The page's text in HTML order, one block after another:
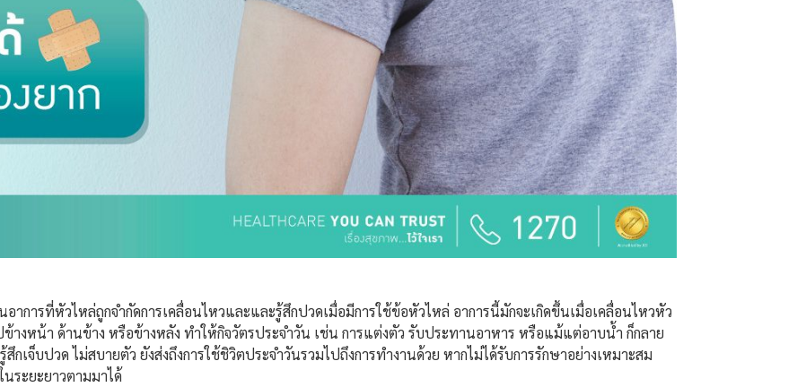
าการที่หัวไหล่ถูกจำกัดการเคลื่อนไหวและและรู้สึกปวดเมื่อมีการใช้ข้อหัวไหล่ อาการนี้มักจะเกิดขึ้นเมื่อเคลื่อนไหวหัว
างหน้า ด้านข้าง หรือข้างหลัง ทำให้กิจวัตรประจำวัน เช่น การแต่งตัว รับประทานอาหาร หรือแม้แต่อาบน้ำ ก็กลาย
กเจ็บปวด ไม่สบายตัว ยังส่งถึงการใช้ชิวิตประจำวันรวมไปถึงการทำงานด้วย หากไม่ได้รับการรักษาอย่างเหมาะสม
ระยะยาวตามมาได้